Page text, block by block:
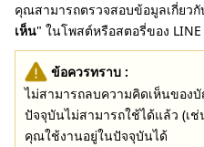
คุณสามารถตรวจสอบข้อมูลเกี่ยวกั
เห็น" ในโพสต์หรือสตอรี่ของ
ข้อควรทราบ :
ไม่สามารถลบความคิดเห็นของ
ปัจจุบันไม่สามารถใช้ได้แล้ว (
คุณใช้งานอยู่ในปัจจุบันได้